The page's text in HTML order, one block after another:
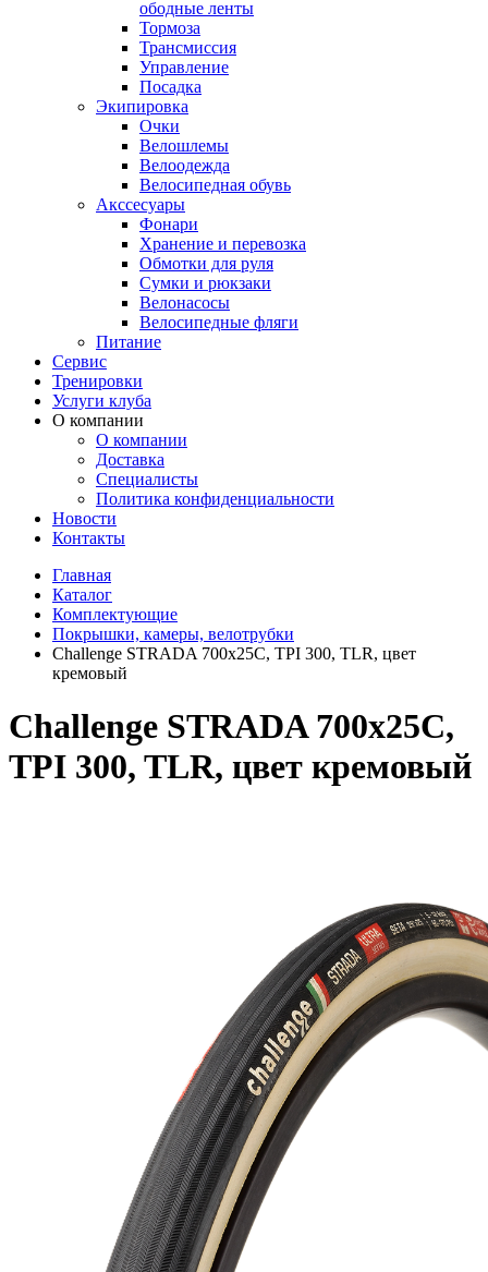
ободные ленты
Тормоза
Трансмиссия
Управление
Посадка
Экипировка
Очки
Велошлемы
Велоодежда
Велосипедная обувь
Акссесуары
Фонари
Хранение и перевозка
Обмотки для руля
Сумки и рюкзаки
Велонасосы
Велосипедные фляги
Питание
Сервис
Тренировки
Услуги клуба
О компании
О компании
Доставка
Специалисты
Политика конфиденциальности
Новости
Контакты
Главная
Каталог
Комплектующие
Покрышки, камеры, велотрубки
Challenge STRADA 700х25С, TPI 300, TLR, цвет
кремовый
Challenge STRADA 700х25С,
TPI 300, TLR, цвет кремовый